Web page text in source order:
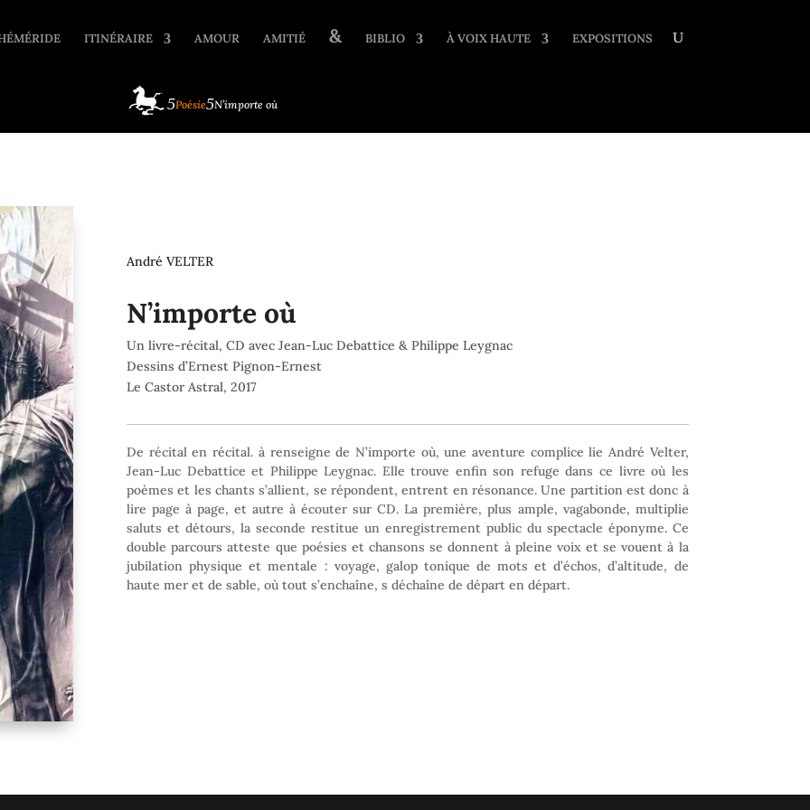
ITINÉRAIRE AMOUR AMITIÉ & BIBLIO À VOIX HAUTE EXPOSITIONS
Poésie N’importe où
André VELTER
N’importe où
Un livre-récital, CD avec Jean-Luc Debattice & Philippe Leygnac
Dessins d’Ernest Pignon-Ernest
Le Castor Astral, 2017
De récital en récital. à renseigne de N’importe où, une aventure complice lie André Velter,
Jean-Luc Debattice et Philippe Leygnac. Elle trouve enfin son refuge dans ce livre où les
poèmes et les chants s’allient, se répondent, entrent en résonance. Une partition est donc à
lire page à page, et autre à écouter sur CD. La première, plus ample, vagabonde, multiplie
saluts et détours, la seconde restitue un enregistrement public du spectacle éponyme. Ce
double parcours atteste que poésies et chansons se donnent à pleine voix et se vouent à la
jubilation physique et mentale : voyage, galop tonique de mots et d’échos, d’altitude, de
haute mer et de sable, où tout s’enchaîne, s déchaîne de départ en départ.